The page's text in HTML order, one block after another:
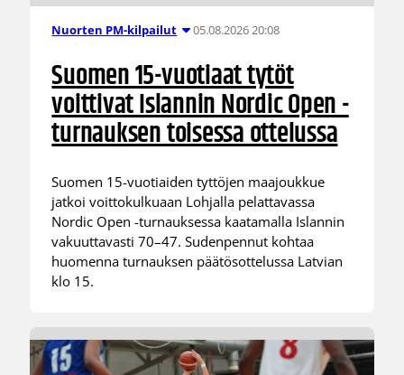
Nuorten PM-kilpailut 05.08.2026 20:08
Suomen 15-vuotiaat tytöt
voittivat Islannin Nordic Open -
turnauksen toisessa ottelussa
Suomen 15-vuotiaiden tyttöjen maajoukkue
jatkoi voittokulkuaan Lohjalla pelattavassa
Nordic Open -turnauksessa kaatamalla Islannin
vakuuttavasti 70–47. Sudenpennut kohtaa
huomenna turnauksen päätösottelussa Latvian
klo 15.